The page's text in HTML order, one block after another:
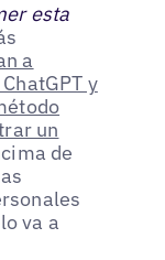
esta
a
y
un
de
va a